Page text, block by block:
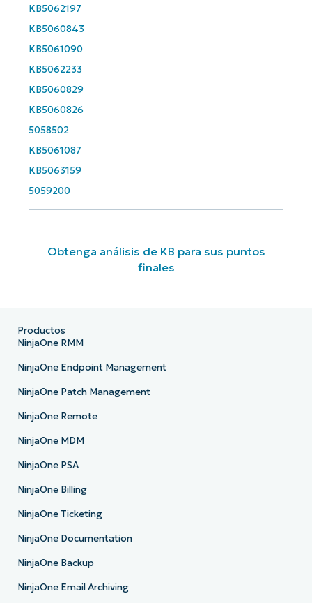
KB5062197
KB5060843
KB5061090
KB5062233
KB5060829
KB5060826
5058502
KB5061087
KB5063159
5059200
Obtenga análisis de KB para sus puntos
finales
Productos
NinjaOne RMM
NinjaOne Endpoint Management
NinjaOne Patch Management
NinjaOne Remote
NinjaOne MDM
NinjaOne PSA
NinjaOne Billing
NinjaOne Ticketing
NinjaOne Documentation
NinjaOne Backup
NinjaOne Email Archiving